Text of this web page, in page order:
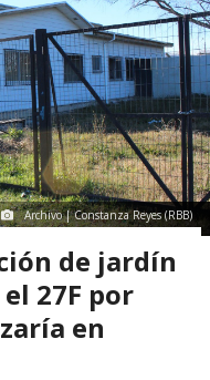
Archivo | Constanza Reyes (RBB)
de jardín
27F por
en